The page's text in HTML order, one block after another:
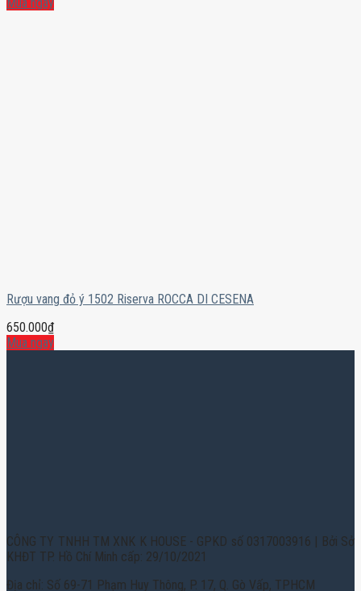
Rượu vang đỏ ý 1502 Riserva ROCCA DI CESENA
650.000₫
Mua ngay
CÔNG TY TNHH TM XNK K HOUSE - GPKD số 0317003916 | Bởi Sở
KHĐT TP. Hồ Chí Minh cấp: 29/10/2021
Địa chỉ: Số 69-71 Phạm Huy Thông, P. 17, Q. Gò Vấp, TPHCM